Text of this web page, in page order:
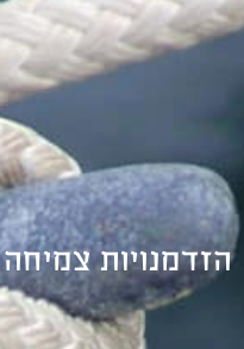
הזדמנויות צמיחה